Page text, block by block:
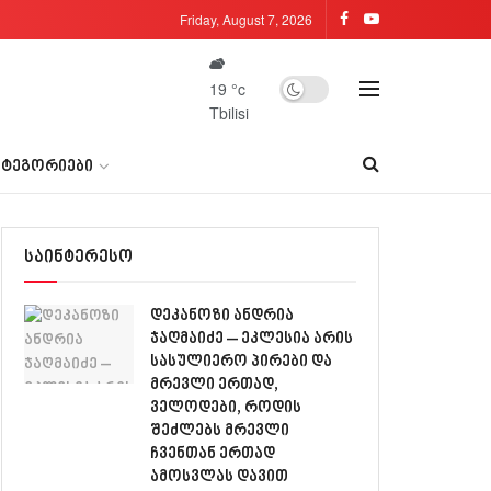
Friday, August 7, 2026
19 °c
Tbilisi
საინტერესო
დეკანოზი ანდრია
ჯაღმაიძე – ეკლესია არის
სასულიერო პირები და
მრევლი ერთად,
ველოდები, როდის
შეძლებს მრევლი
ჩვენთან ერთად
ამოსვლას დავით